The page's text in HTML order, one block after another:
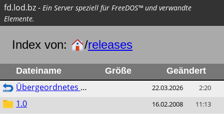
fd.lod.bz- Ein Server speziell für FreeDOS™ und verwandte
Elemente.
Index von: /releases
Dateiname Größe Geändert
Übergeordnetes Verzeichnis 22.03.2026 2:20
1.0 16.02.2008 11:13